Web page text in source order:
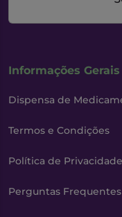
Informações Gerais
Dispensa de
Termos e Condições
Política de Privacidade
Perguntas Frequentes